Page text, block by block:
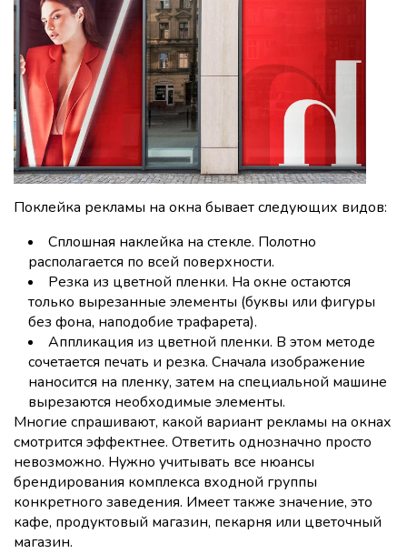
Поклейка рекламы на окна бывает следующих видов:
Сплошная наклейка на стекле. Полотно
располагается по всей поверхности.
Резка из цветной пленки. На окне остаются
только вырезанные элементы (буквы или фигуры
без фона, наподобие трафарета).
Аппликация из цветной пленки. В этом методе
сочетается печать и резка. Сначала изображение
наносится на пленку, затем на специальной машине
вырезаются необходимые элементы.
Многие спрашивают, какой вариант рекламы на окнах
смотрится эффектнее. Ответить однозначно просто
невозможно. Нужно учитывать все нюансы
брендирования комплекса входной группы
конкретного заведения. Имеет также значение, это
кафе, продуктовый магазин, пекарня или цветочный
магазин.